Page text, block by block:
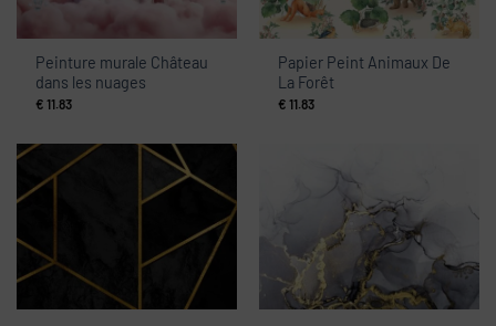
Peinture murale Château
dans les nuages
€ 11.83
Papier Peint Animaux De
La Forêt
€ 11.83